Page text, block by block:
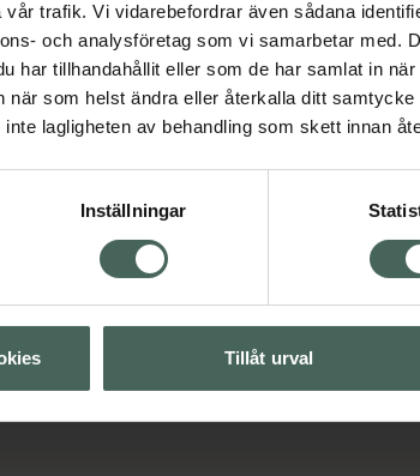
trafik. Vi vidarebefordrar även sådana
och analysföretag som vi samarbetar med.
har tillhandahållit eller som de har samlat in
när som helst ändra eller återkalla ditt
lagligheten av behandling som skett innan
Inställningar
Tillåt urval
Köp
192,90
Visa